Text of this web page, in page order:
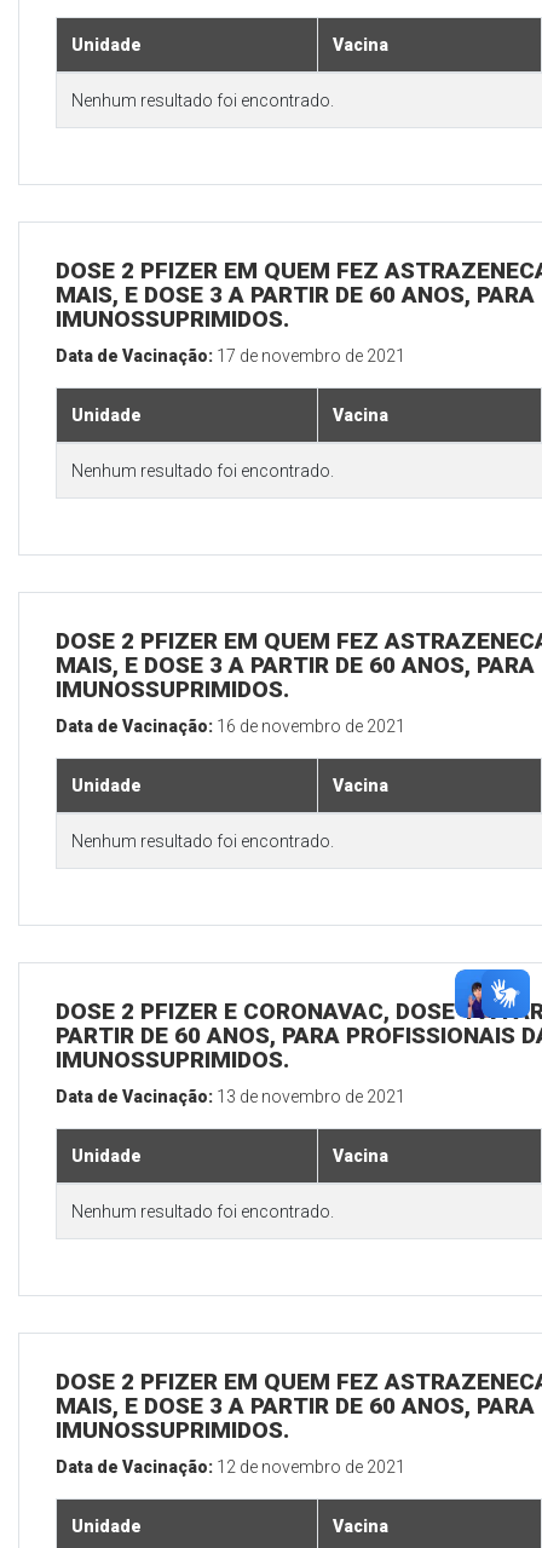
Unidade Vacina
Nenhum resultado foi encontrado.
DOSE 2 PFIZER EM QUEM FEZ
MAIS, E DOSE 3 A PARTIR DE 60 ANOS,
IMUNOSSUPRIMIDOS.
Data de Vacinação: 17 de novembro de 2021
Unidade Vacina
Nenhum resultado foi encontrado.
DOSE 2 PFIZER EM QUEM FEZ
MAIS, E DOSE 3 A PARTIR DE 60 ANOS,
IMUNOSSUPRIMIDOS.
Data de Vacinação: 16 de novembro de 2021
Unidade Vacina
Nenhum resultado foi encontrado.
DOSE 2 PFIZER E CORONAVAC, DOSE 1 A
PARTIR DE 60 ANOS, PARA PROFISSIONAIS
IMUNOSSUPRIMIDOS.
Data de Vacinação: 13 de novembro de 2021
Unidade Vacina
Nenhum resultado foi encontrado.
DOSE 2 PFIZER EM QUEM FEZ
MAIS, E DOSE 3 A PARTIR DE 60 ANOS,
IMUNOSSUPRIMIDOS.
Data de Vacinação: 12 de novembro de 2021
Unidade Vacina